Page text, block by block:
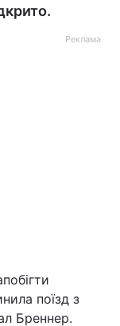
Реклама
поїзд з
Бреннер.